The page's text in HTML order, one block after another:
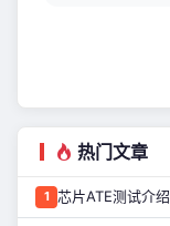
热门文章
1 芯片ATE测试介绍